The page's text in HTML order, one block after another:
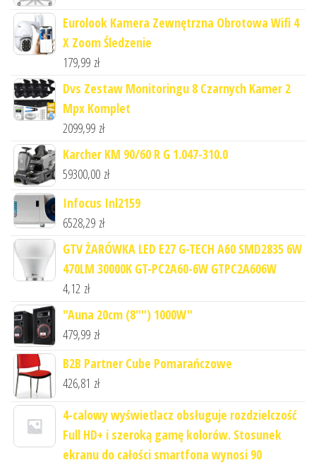
Eurolook Kamera Zewnętrzna Obrotowa Wifi 4
X Zoom Śledzenie
179,99 zł
Dvs Zestaw Monitoringu 8 Czarnych Kamer 2
Mpx Komplet
2099,99 zł
Karcher KM 90/60 R G 1.047-310.0
59300,00 zł
Infocus Inl2159
6528,29 zł
GTV ŻARÓWKA LED E27 G-TECH A60 SMD2835 6W
470LM 30000K GT-PC2A60-6W GTPC2A606W
4,12 zł
"Auna 20cm (8"") 1000W"
479,99 zł
B2B Partner Cube Pomarańczowe
426,81 zł
4-calowy wyświetlacz obsługuje rozdzielczość
Full HD+ i szeroką gamę kolorów. Stosunek
ekranu do całości smartfona wynosi 90